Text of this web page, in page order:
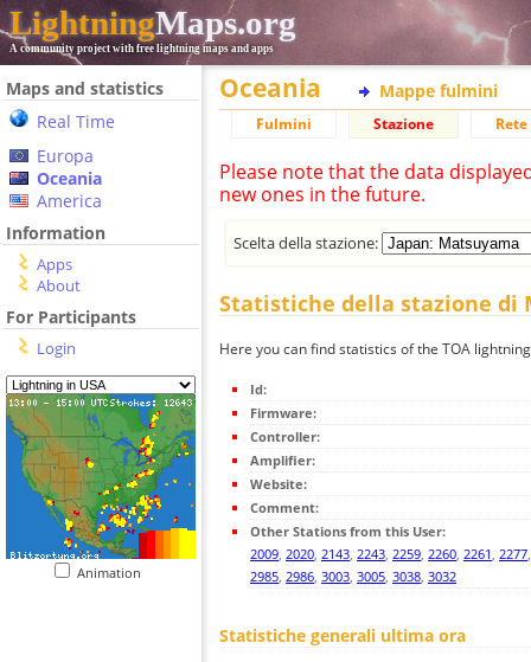
LightningMaps.org
A community project with free lightning maps and apps
Maps and statistics
Real Time
Europa
Oceania
America
Information
Apps
About
For Participants
Login
Animation
Oceania Mappe fulmini
Fulmini Stazione
Please note that the data
new ones in the future.
Scelta della stazione:
Statistiche della stazione di
Here you can find statistics of the TOA
Id:
Firmware:
Controller:
Amplifier:
Website:
Comment:
Other Stations from this User:
2009, 2020, 2143, 2243, 2259, 2260, 2261, 2277
2985, 2986, 3003, 3005, 3038, 3032
Statistiche generali ultima ora